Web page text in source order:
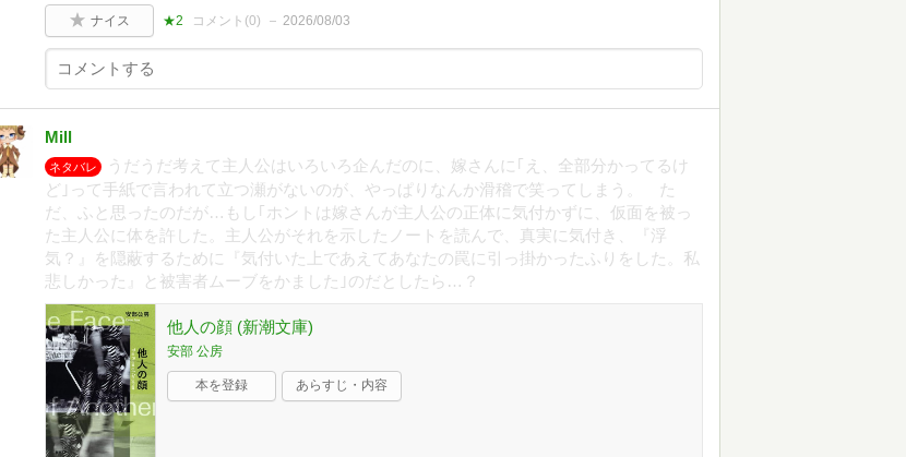
ナイス ★2 コメント(0) 2026/08/03
Mill
ネタバレ
うだうだ考えて主人公はいろいろ企んだのに、嫁さんに｢え、全部分かってるけ
ど｣って手紙で言われて立つ瀬がないのが、やっぱりなんか滑稽で笑ってしまう。 た
だ、ふと思ったのだが…もし｢ホントは嫁さんが主人公の正体に気付かずに、仮面を被っ
た主人公に体を許した。主人公がそれを示したノートを読んで、真実に気付き、『浮
気？』を隠蔽するために『気付いた上であえてあなたの罠に引っ掛かったふりをした。私
悲しかった』と被害者ムーブをかました｣のだとしたら…？
他人の顔 (新潮文庫)
安部 公房
本を登録 あらすじ・内容